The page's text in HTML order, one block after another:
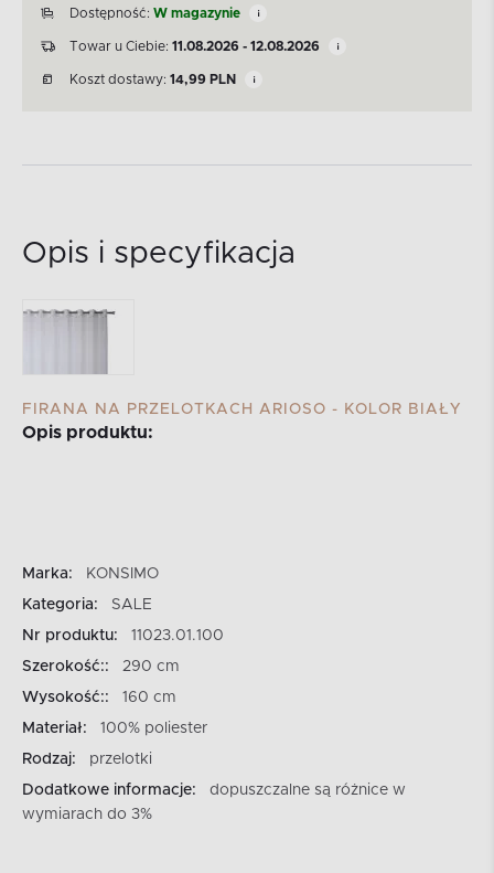
Dostępność: W magazynie
Towar u Ciebie: 11.08.2026 - 12.08.2026
Koszt dostawy: 14,99 PLN
Opis i specyfikacja
FIRANA NA PRZELOTKACH ARIOSO - KOLOR BIAŁY
Opis produktu:
Marka:
KONSIMO
Kategoria:
SALE
Nr produktu:
11023.01.100
Szerokość::
290 cm
Wysokość::
160 cm
Materiał:
100% poliester
Rodzaj:
przelotki
Dodatkowe informacje:
dopuszczalne są różnice w
wymiarach do 3%